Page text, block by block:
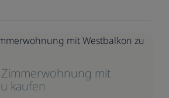
mit
kaufen